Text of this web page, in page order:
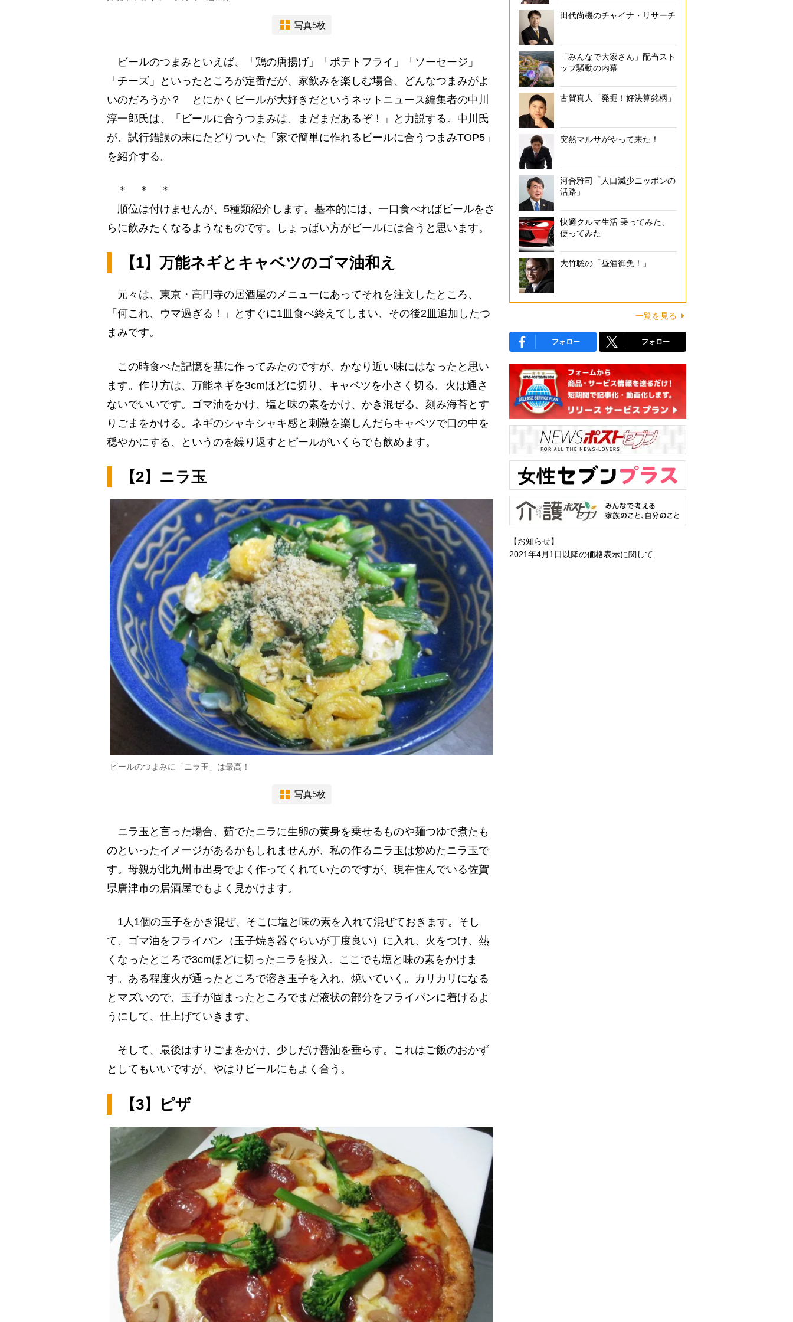
写真5枚
ビールのつまみといえば、「鶏の唐揚げ」「ポテトフライ」「ソーセージ」
「チーズ」といったところが定番だが、家飲みを楽しむ場合、どんなつまみがよ
いのだろうか？ とにかくビールが大好きだというネットニュース編集者の中川
淳一郎氏は、「ビールに合うつまみは、まだまだあるぞ！」と力説する。中川氏
が、試行錯誤の末にたどりついた「家で簡単に作れるビールに合うつまみTOP5」
を紹介する。
＊ ＊ ＊
順位は付けませんが、5種類紹介します。基本的には、一口食べればビールをさ
らに飲みたくなるようなものです。しょっぱい方がビールには合うと思います。
【1】万能ネギとキャベツのゴマ油和え
元々は、東京・高円寺の居酒屋のメニューにあってそれを注文したところ、
「何これ、ウマ過ぎる！」とすぐに1皿食べ終えてしまい、その後2皿追加したつ
まみです。
この時食べた記憶を基に作ってみたのですが、かなり近い味にはなったと思い
ます。作り方は、万能ネギを3cmほどに切り、キャベツを小さく切る。火は通さ
ないでいいです。ゴマ油をかけ、塩と味の素をかけ、かき混ぜる。刻み海苔とす
りごまをかける。ネギのシャキシャキ感と刺激を楽しんだらキャベツで口の中を
穏やかにする、というのを繰り返すとビールがいくらでも飲めます。
【2】ニラ玉
ビールのつまみに「ニラ玉」は最高！
写真5枚
ニラ玉と言った場合、茹でたニラに生卵の黄身を乗せるものや麺つゆで煮たも
のといったイメージがあるかもしれませんが、私の作るニラ玉は炒めたニラ玉で
す。母親が北九州市出身でよく作ってくれていたのですが、現在住んでいる佐賀
県唐津市の居酒屋でもよく見かけます。
1人1個の玉子をかき混ぜ、そこに塩と味の素を入れて混ぜておきます。そし
て、ゴマ油をフライパン（玉子焼き器ぐらいが丁度良い）に入れ、火をつけ、熱
くなったところで3cmほどに切ったニラを投入。ここでも塩と味の素をかけま
す。ある程度火が通ったところで溶き玉子を入れ、焼いていく。カリカリになる
とマズいので、玉子が固まったところでまだ液状の部分をフライパンに着けるよ
うにして、仕上げていきます。
そして、最後はすりごまをかけ、少しだけ醤油を垂らす。これはご飯のおかず
としてもいいですが、やはりビールにもよく合う。
【3】ピザ
田代尚機のチャイナ・リサーチ
「みんなで大家さん」配当スト
ップ騒動の内幕
古賀真人「発掘！好決算銘柄」
突然マルサがやって来た！
河合雅司「人口減少ニッポンの
活路」
快適クルマ生活 乗ってみた、
使ってみた
大竹聡の「昼酒御免！」
一覧を見る
フォロー フォロー
【お知らせ】
2021年4月1日以降の価格表示に関して